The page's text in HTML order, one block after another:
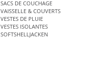
SACS DE COUCHAGE
VAISSELLE & COUVERTS
VESTES DE PLUIE
VESTES ISOLANTES
SOFTSHELLJACKEN